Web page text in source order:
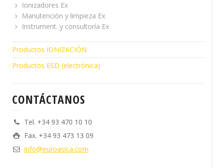
Ionizadores Ex
Manutención y limpieza Ex
Instrument. y consultoría Ex
Productos IONIZACIÓN
Productos ESD (electrónica)
CONTÁCTANOS
Tel. +34 93 470 10 10
Fax. +34 93 473 13 09
info@euroasica.com